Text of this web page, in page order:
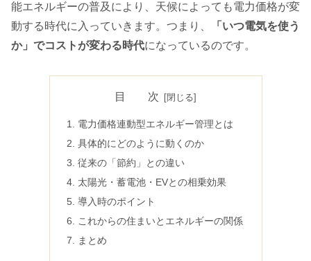
能エネルギーの普及により、天候によっても電力価格が変
動する時代に入っていきます。つまり、
「いつ電気を使う
か」でコストが変わる時代になっているのです。
目 次
電力価格連動型エネルギー管理とは
具体的にどのように動くのか
従来の「節約」との違い
太陽光・蓄電池・EVとの相乗効果
導入時のポイント
これからの住まいとエネルギーの関係
まとめ